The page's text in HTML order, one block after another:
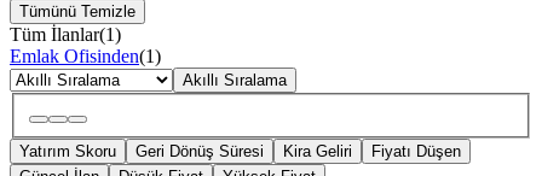
Tümünü Temizle
Tüm İlanlar(1)
Emlak Ofisinden(1)
Akıllı Sıralama
Yatırım Skoru Geri Dönüş Süresi Kira Geliri
Fiyatı Düşen